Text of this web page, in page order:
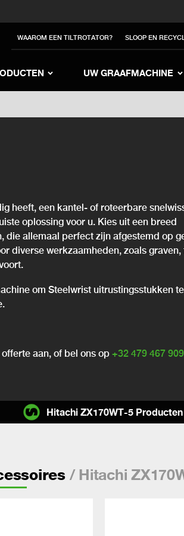
WAAROM EEN TILTROTATOR? SLOOP EN
UW GRAAFMACHINE
to Sweden Switch to Poland
Switch to Japan
heeft, een kantel- of roteerbare
oplossing voor u. Kies uit een breed
die allemaal perfect zijn afgestemd op
diverse werkzaamheden, zoals graven,
om Steelwrist uitrustingsstukken te
aan, of bel ons op +32 479 467 909
/ Hitachi
Hitachi ZX170WT-5